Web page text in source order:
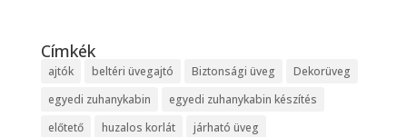
Címkék
ajtók beltéri üvegajtó Biztonsági üveg
Dekorüveg
egyedi zuhanykabin
egyedi zuhanykabin készítés
előtető
huzalos korlát
járható üveg